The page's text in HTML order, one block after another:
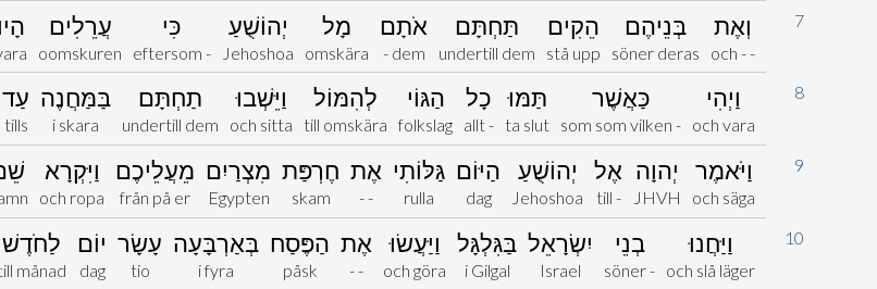
7
וְאֶת
och - -
בְּנֵיהֶם
söner deras
הֵקִים
stå upp
תַּחְתָּם
undertill dem
אֹתָם
- dem
מָל
omskära
יְהוֹשֻׁעַ
Jehoshoa
כִּי
eftersom -
עֲרֵלִים
oomskuren
8
וַיְהִי
och vara
כַּאֲשֶׁר
som som vilken -
תַּמּוּ
ta slut
כָל
allt -
הַגּוֹי
folkslag
לְהִמּוֹל
till omskära
וַיֵּשְׁבוּ
och sitta
תַחְתָּם
undertill dem
בַּמַּחֲנֶה
i skara
עַד
tills
9
וַיֹּאמֶר
och säga
יְהוָה
JHVH
אֶל
till -
יְהוֹשֻׁעַ
Jehoshoa
הַיּוֹם
dag
גַּלּוֹתִי
rulla
אֶת
- -
חֶרְפַּת
skam
מִצְרַיִם
Egypten
מֵעֲלֵיכֶם
från på er
וַיִּקְרָא
och ropa
10
וַיַּחֲנוּ
och slå läger
בְנֵי
söner -
יִשְׂרָאֵל
Israel
בַּגִּלְגָּל
i Gilgal
וַיַּעֲשׂוּ
och göra
אֶת
- -
הַפֶּסַח
påsk
בְּאַרְבָּעָה
i fyra
עָשָׂר
tio
יוֹם
dag
לַחֹדֶשׁ
månad